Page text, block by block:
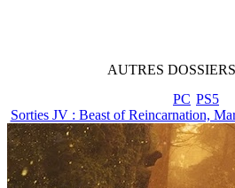
AUTRES DOSSIERS
PC PS5
Sorties JV : Beast of Reincarnation,